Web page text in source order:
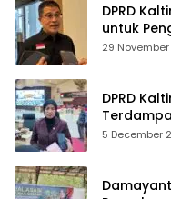
DPRD
untuk
Agama
29
DPRD
Pusat
5 December